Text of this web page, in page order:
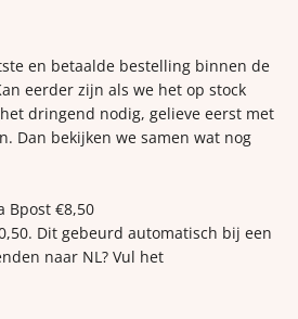
en betaalde bestelling binnen de
eerder zijn als we het op stock
dringend nodig, gelieve eerst met
Dan bekijken we samen wat nog
Bpost €8,50
Dit gebeurd automatisch bij een
naar NL? Vul het